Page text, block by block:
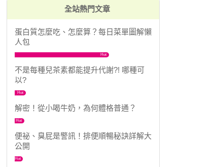
全站熱門文章
蛋白質怎麼吃、怎麼算？每日菜單圖解懶
人包
Hot
不是每種兒茶素都能提升代謝?! 哪種可
以?
Hot
解密！從小喝牛奶，為何體格普通？
Hot
便祕、臭屁是警訊！排便順暢秘訣詳解大
公開
Hot